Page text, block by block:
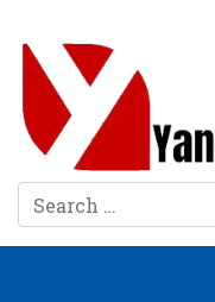
Search